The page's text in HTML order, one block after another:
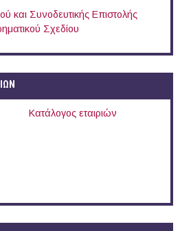
και Συνοδευτικής Επιστολής
Σχεδίου
Κατάλογος εταιριών